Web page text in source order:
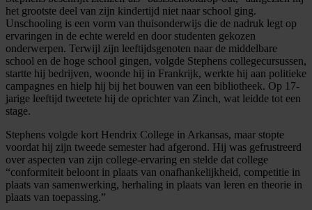
het grootste deel van zijn kindertijd niet naar school ging.
Unschooling is een vorm van thuisonderwijs die de nadruk legt op
ervaringen in de echte wereld en door studenten gekozen
onderwerpen. Terwijl zijn leeftijdsgenoten naar de middelbare
school en de hoge school gingen, volgde Stephens collegecursussen,
startte hij bedrijven, woonde hij in Frankrijk, werkte hij aan politieke
campagnes en hielp hij bij het bouwen van een bibliotheek. Op 17-
jarige leeftijd tweetete hij de oprichter van Zinch, wat leidde tot een
stage.
Stephens volgde kort Hendrix College in Arkansas, maar stopte
voordat hij zijn tweede semester had afgerond. Hij was gefrustreerd
over aspecten van zijn college-ervaring en stelde dat college
“conformiteit beloont in plaats van onafhankelijkheid, competitie in
plaats van samenwerking, herhaling in plaats van leren en theorie in
plaats van toepassing.”